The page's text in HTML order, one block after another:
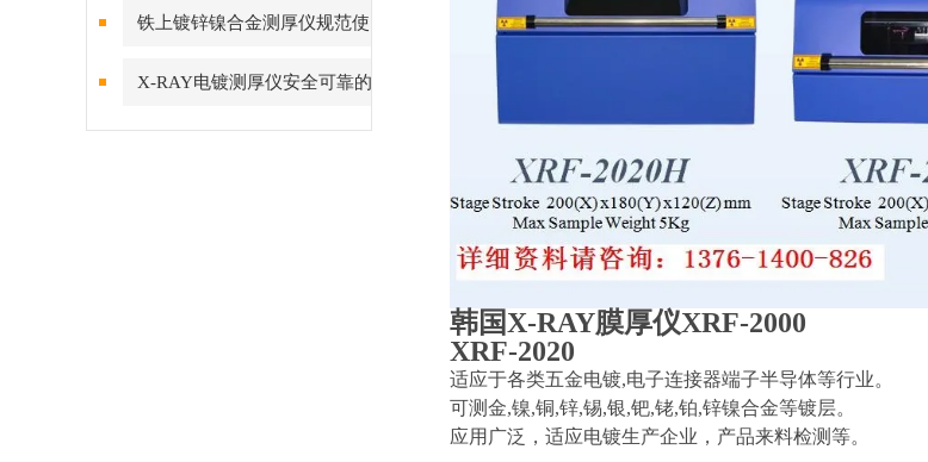
保养要点
铁上镀锌镍合金测厚仪规范使
X-RAY电镀测厚仪安全可靠的
操作方法
韩国X-RAY膜厚仪XRF-2000
XRF-2020
适应于各类五金电镀,电子连接器端子半导体等行业。
可测金,镍,铜,锌,锡,银,钯,铑,铂,锌镍合金等镀层。
应用广泛，适应电镀生产企业，产品来料检测等。